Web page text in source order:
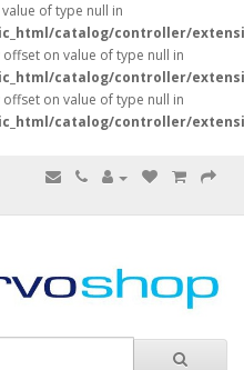
of type null in
catalog/controller/
on value of type null in
catalog/controller/
on value of type null in
catalog/controller/